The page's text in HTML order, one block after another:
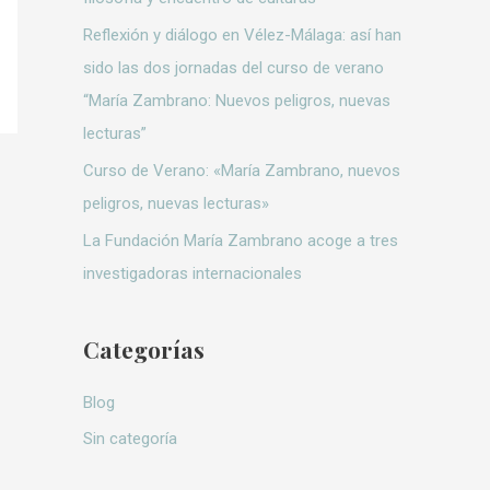
Reflexión y diálogo en Vélez-Málaga: así han
sido las dos jornadas del curso de verano
“María Zambrano: Nuevos peligros, nuevas
lecturas”
Curso de Verano: «María Zambrano, nuevos
peligros, nuevas lecturas»
La Fundación María Zambrano acoge a tres
investigadoras internacionales
Categorías
Blog
Sin categoría